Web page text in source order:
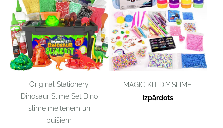
Original Stationery
Dinosaur Slime Set Dino
slime meitenem un
puišiem
MAGIC KIT DIY SLIME
Izpārdots